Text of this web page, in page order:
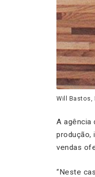
Will Bastos,
A agência
produção,
vendas
“Neste